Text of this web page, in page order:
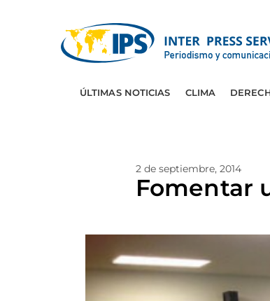
ÚLTIMAS NOTICIAS CLIMA
2 de septiembre, 2014
Fomentar